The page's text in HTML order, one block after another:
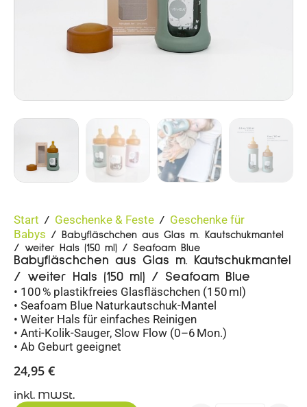
Start / Geschenke & Feste / Geschenke für
Babys / Babyfläschchen aus Glas m. Kautschukmantel
/ weiter Hals (150 ml) / Seafoam Blue
Babyfläschchen aus Glas m. Kautschukmantel
/ weiter Hals (150 ml) / Seafoam Blue
• 100 % plastikfreies Glasfläschchen (150 ml)
• Seafoam Blue Naturkautschuk-Mantel
• Weiter Hals für einfaches Reinigen
• Anti-Kolik-Sauger, Slow Flow (0–6 Mon.)
• Ab Geburt geeignet
24,95 €
inkl. MWSt.